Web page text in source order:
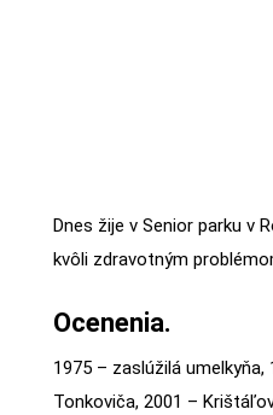
Dnes žije v Senior parku v
kvôli zdravotným
Ocenenia.
1975 – zaslúžilá
Tonkoviča, 2001 –